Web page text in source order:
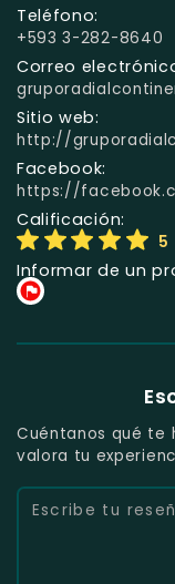
Teléfono:
+593 3-282-8640
Correo
Sitio web:
http://
Facebook:
https://
Calificación:
5
Informar de un
Cuéntanos qué te
valora tu